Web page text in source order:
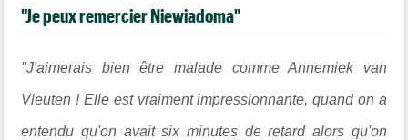
"Je peux remercier Niewiadoma"
"J'aimerais bien être malade comme Annemiek van
Vleuten ! Elle est vraiment impressionnante, quand on a
entendu qu'on avait six minutes de retard alors qu'on